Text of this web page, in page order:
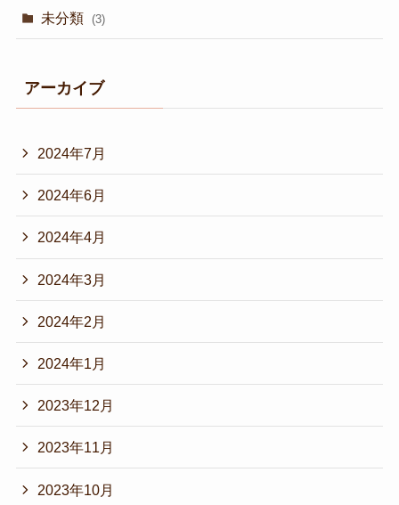
未分類 (3)
アーカイブ
2024年7月
2024年6月
2024年4月
2024年3月
2024年2月
2024年1月
2023年12月
2023年11月
2023年10月